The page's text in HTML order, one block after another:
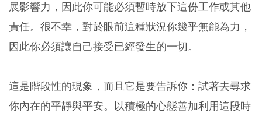
展影響力，因此你可能必須暫時放下這份工作或其他
責任。很不幸，對於眼前這種狀況你幾乎無能為力，
因此你必須讓自己接受已經發生的一切。
這是階段性的現象，而且它是要告訴你：試著去尋求
你內在的平靜與平安。以積極的心態善加利用這段時